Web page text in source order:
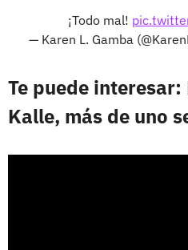
¡Todo mal!
— Karen L. Gamba
Te puede interesar:
Kalle, más de uno